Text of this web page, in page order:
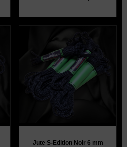
Jute S-Edition Noir 6 mm